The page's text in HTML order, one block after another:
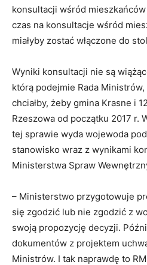
konsultacji wśród
czas na konsultacje wśród
miałyby zostać włączone do
Wyniki konsultacji nie są
którą podejmie Rada
chciałby, żeby gmina Krasne i
Rzeszowa od początku 2017 r.
tej sprawie wyda wojewoda
stanowisko wraz z wynikami
Ministerstwa Spraw
– Ministerstwo przygotowuje
się zgodzić lub nie zgodzić z
swoją propozycję decyzji.
dokumentów z projektem
Ministrów. I tak naprawdę to